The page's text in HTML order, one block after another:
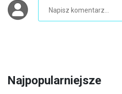
Najpopularniejsze